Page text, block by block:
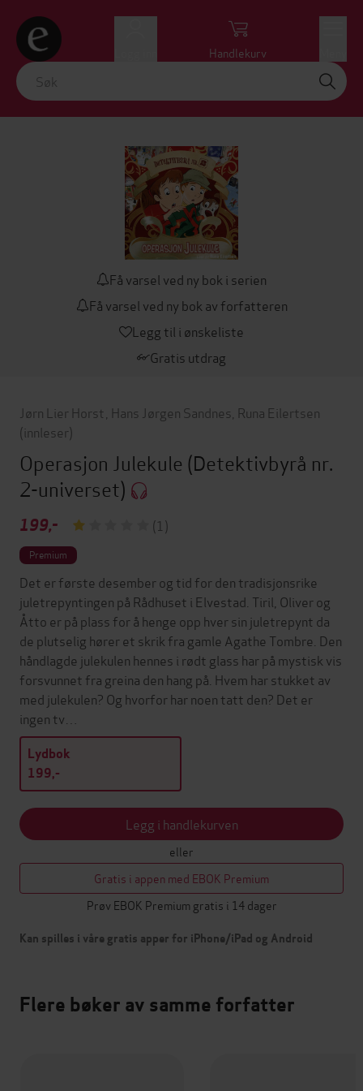
Handlekurv
Få varsel ved ny bok i serien
Få varsel ved ny bok av forfatteren
Legg til i ønskeliste
Gratis utdrag
Jørn Lier Horst Hans Jørgen Sandnes Runa Eilertsen
(innleser)
Operasjon Julekule (Detektivbyrå nr.
2-universet)
199,- (1)
Premium
Det er første desember og tid for den tradisjonsrike
juletrepyntingen på Rådhuset i Elvestad. Tiril, Oliver og
Åtto er på plass for å henge opp hver sin juletrepynt da
de plutselig hører et skrik fra gamle Agathe Tombre. Den
håndlagde julekulen hennes i rødt glass har på mystisk vis
forsvunnet fra greina den hang på. Hvem har stukket av
med julekulen? Og hvorfor har noen tatt den? Det er
ingen tv…
Lydbok
199,-
Legg i handlekurven
eller
Gratis i appen med EBOK Premium
Prøv EBOK Premium gratis i 14 dager
Kan spilles i våre gratis apper for iPhone/iPad og Android
Flere bøker av samme forfatter